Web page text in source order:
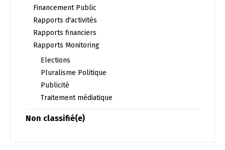
Financement Public
Rapports d'activités
Rapports financiers
Rapports Monitoring
Elections
Pluralisme Politique
Publicité
Traitement médiatique
Non classifié(e)